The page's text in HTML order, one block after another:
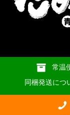
常温
同梱発送につ